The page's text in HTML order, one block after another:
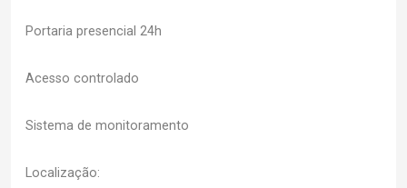
Portaria presencial 24h
Acesso controlado
Sistema de monitoramento
Localização: